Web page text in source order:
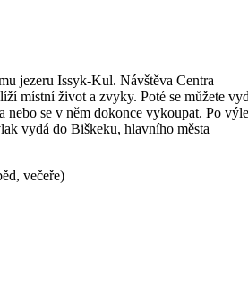
jezeru Issyk-Kul. Návštěva Centra
místní život a zvyky. Poté se můžete
nebo se v něm dokonce vykoupat. Po
vydá do Biškeku, hlavního města
večeře)